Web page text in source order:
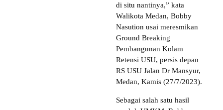
di situ nantinya,” kata
Walikota Medan, Bobby
Nasution usai meresmikan
Ground Breaking
Pembangunan Kolam
Retensi USU, persis depan
RS USU Jalan Dr Mansyur,
Medan, Kamis (27/7/2023).
Sebagai salah satu hasil